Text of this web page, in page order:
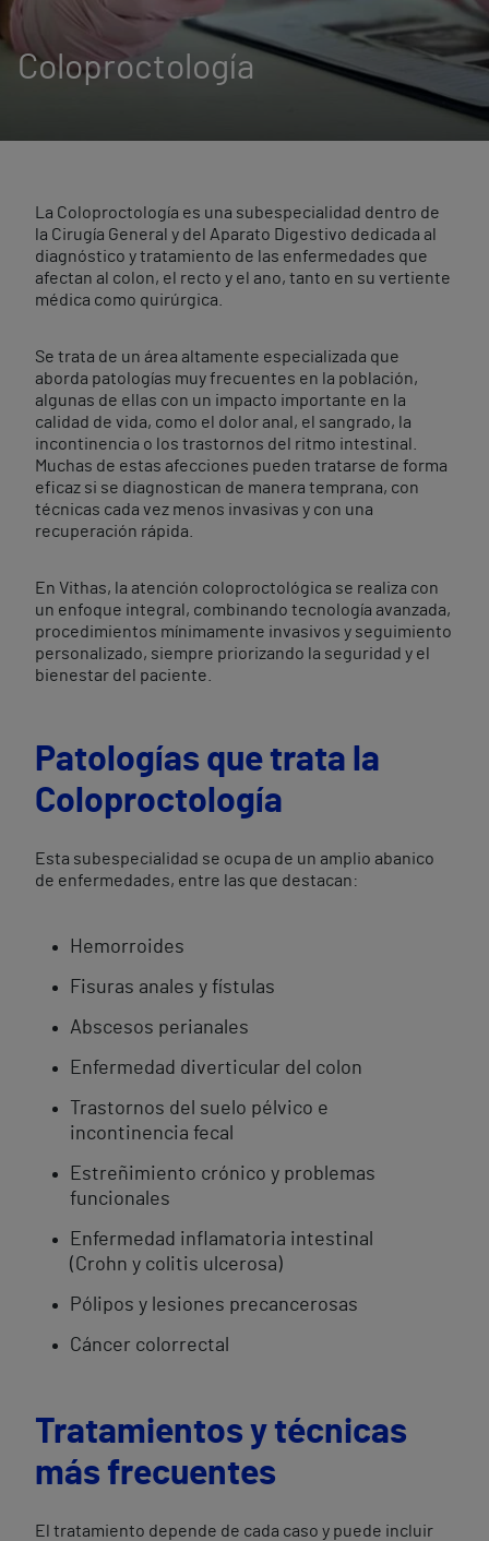
Coloproctología
La Coloproctología es una subespecialidad dentro de
la Cirugía General y del Aparato Digestivo dedicada al
diagnóstico y tratamiento de las enfermedades que
afectan al colon, el recto y el ano, tanto en su vertiente
médica como quirúrgica.
Se trata de un área altamente especializada que
aborda patologías muy frecuentes en la población,
algunas de ellas con un impacto importante en la
calidad de vida, como el dolor anal, el sangrado, la
incontinencia o los trastornos del ritmo intestinal.
Muchas de estas afecciones pueden tratarse de forma
eficaz si se diagnostican de manera temprana, con
técnicas cada vez menos invasivas y con una
recuperación rápida.
En Vithas, la atención coloproctológica se realiza con
un enfoque integral, combinando tecnología avanzada,
procedimientos mínimamente invasivos y seguimiento
personalizado, siempre priorizando la seguridad y el
bienestar del paciente.
Patologías que trata la
Coloproctología
Esta subespecialidad se ocupa de un amplio abanico
de enfermedades, entre las que destacan:
Hemorroides
Fisuras anales y fístulas
Abscesos perianales
Enfermedad diverticular del colon
Trastornos del suelo pélvico e
incontinencia fecal
Estreñimiento crónico y problemas
funcionales
Enfermedad inflamatoria intestinal
(Crohn y colitis ulcerosa)
Pólipos y lesiones precancerosas
Cáncer colorrectal
Tratamientos y técnicas
más frecuentes
El tratamiento depende de cada caso y puede incluir